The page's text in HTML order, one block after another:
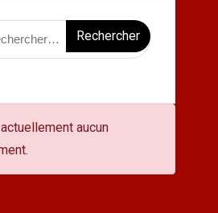
actuellement aucun